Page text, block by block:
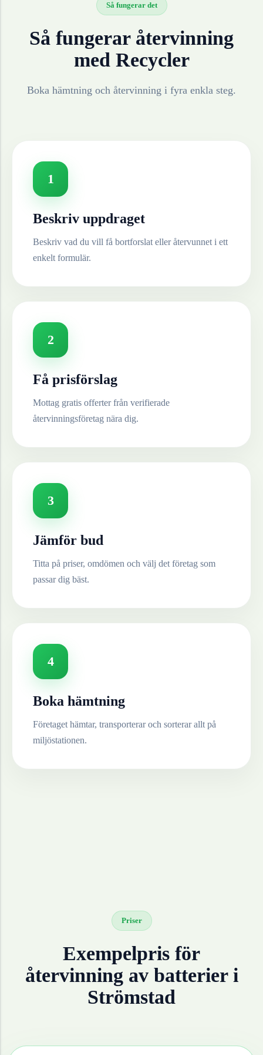
Så fungerar det
Så fungerar återvinning
med Recycler
Boka hämtning och återvinning i fyra enkla steg.
1
Beskriv uppdraget
Beskriv vad du vill få bortforslat eller återvunnet i ett
enkelt formulär.
2
Få prisförslag
Mottag gratis offerter från verifierade
återvinningsföretag nära dig.
3
Jämför bud
Titta på priser, omdömen och välj det företag som
passar dig bäst.
4
Boka hämtning
Företaget hämtar, transporterar och sorterar allt på
miljöstationen.
Priser
Exempelpris för
återvinning av batterieri
Strömstad